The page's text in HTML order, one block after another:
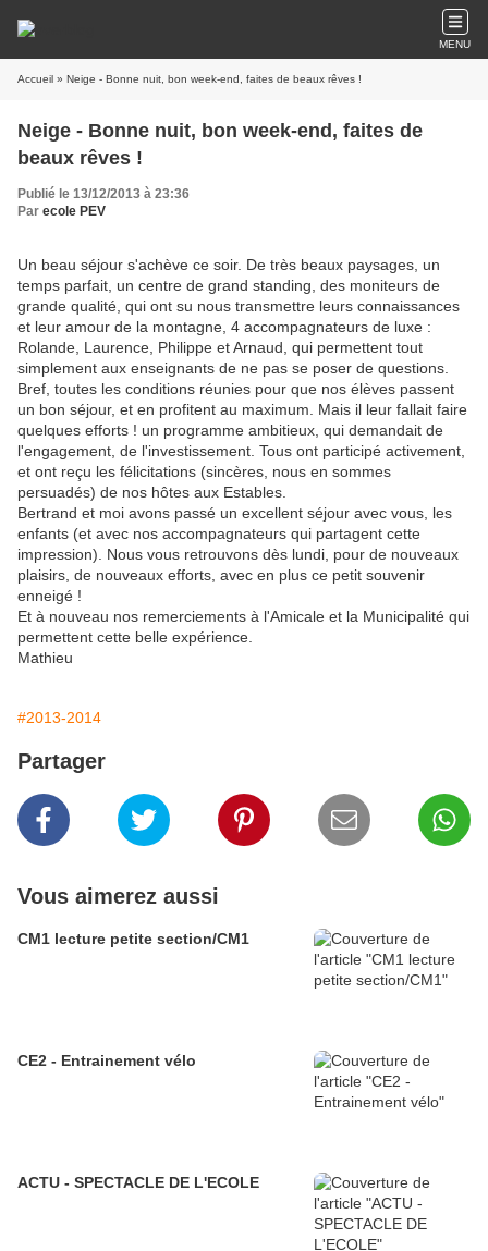
MENU
Accueil » Neige - Bonne nuit, bon week-end, faites de beaux rêves !
Neige - Bonne nuit, bon week-end, faites de
beaux rêves !
Publié le 13/12/2013 à 23:36
Par ecole PEV
Un beau séjour s'achève ce soir. De très beaux paysages, un
temps parfait, un centre de grand standing, des moniteurs de
grande qualité, qui ont su nous transmettre leurs connaissances
et leur amour de la montagne, 4 accompagnateurs de luxe :
Rolande, Laurence, Philippe et Arnaud, qui permettent tout
simplement aux enseignants de ne pas se poser de questions.
Bref, toutes les conditions réunies pour que nos élèves passent
un bon séjour, et en profitent au maximum. Mais il leur fallait faire
quelques efforts ! un programme ambitieux, qui demandait de
l'engagement, de l'investissement. Tous ont participé activement,
et ont reçu les félicitations (sincères, nous en sommes
persuadés) de nos hôtes aux Estables.
Bertrand et moi avons passé un excellent séjour avec vous, les
enfants (et avec nos accompagnateurs qui partagent cette
impression). Nous vous retrouvons dès lundi, pour de nouveaux
plaisirs, de nouveaux efforts, avec en plus ce petit souvenir
enneigé !
Et à nouveau nos remerciements à l'Amicale et la Municipalité qui
permettent cette belle expérience.
Mathieu
#2013-2014
Partager
Vous aimerez aussi
CM1 lecture petite section/CM1
CE2 - Entrainement vélo
ACTU - SPECTACLE DE L'ECOLE